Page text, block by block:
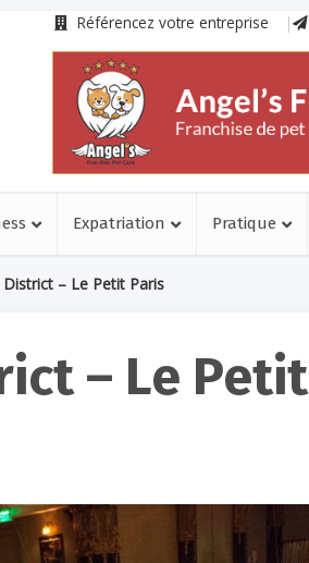
Référencez votre entreprise
Expatriation Pratique
– Le Petit Paris
– Le Petit